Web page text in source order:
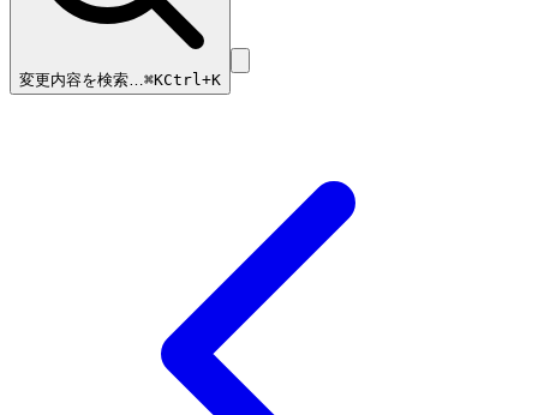
変更内容を検索…⌘KCtrl+K